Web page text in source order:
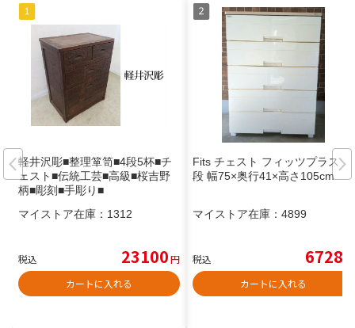
軽井沢彫■整理箪笥■4段5杯■チ
ェスト■伝統工芸■高級■桜吉野
柄■彫刻■手彫り■
マイストア在庫： 1312
税込 23100円
カートに入れる
Fits チェスト フィッツプラス 5
段 幅75×奥行41×高さ105cm
マイストア在庫： 4899
税込 6728
カートに入れる